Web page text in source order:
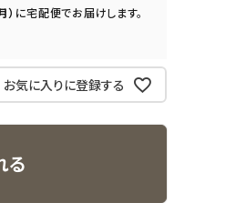
に宅配便でお届けします。
お気に入りに登録する
る